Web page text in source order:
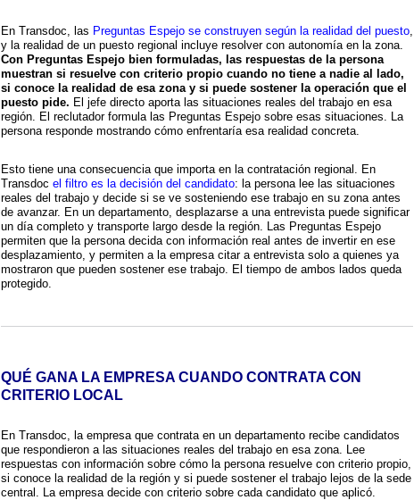
En Transdoc, las Preguntas Espejo se construyen según la realidad del puesto,
y la realidad de un puesto regional incluye resolver con autonomía en la zona.
Con Preguntas Espejo bien formuladas, las respuestas de la persona
muestran si resuelve con criterio propio cuando no tiene a nadie al lado,
si conoce la realidad de esa zona y si puede sostener la operación que el
puesto pide. El jefe directo aporta las situaciones reales del trabajo en esa
región. El reclutador formula las Preguntas Espejo sobre esas situaciones. La
persona responde mostrando cómo enfrentaría esa realidad concreta.
Esto tiene una consecuencia que importa en la contratación regional. En
Transdoc el filtro es la decisión del candidato: la persona lee las situaciones
reales del trabajo y decide si se ve sosteniendo ese trabajo en su zona antes
de avanzar. En un departamento, desplazarse a una entrevista puede significar
un día completo y transporte largo desde la región. Las Preguntas Espejo
permiten que la persona decida con información real antes de invertir en ese
desplazamiento, y permiten a la empresa citar a entrevista solo a quienes ya
mostraron que pueden sostener ese trabajo. El tiempo de ambos lados queda
protegido.
QUÉ GANA LA EMPRESA CUANDO CONTRATA CON
CRITERIO LOCAL
En Transdoc, la empresa que contrata en un departamento recibe candidatos
que respondieron a las situaciones reales del trabajo en esa zona. Lee
respuestas con información sobre cómo la persona resuelve con criterio propio,
si conoce la realidad de la región y si puede sostener el trabajo lejos de la sede
central. La empresa decide con criterio sobre cada candidato que aplicó.